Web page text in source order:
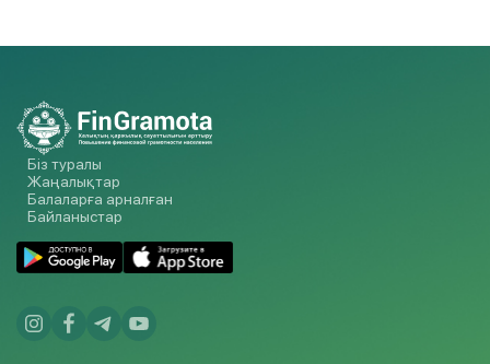
Біз туралы
Жаңалықтар
Балаларға арналған
Байланыстар